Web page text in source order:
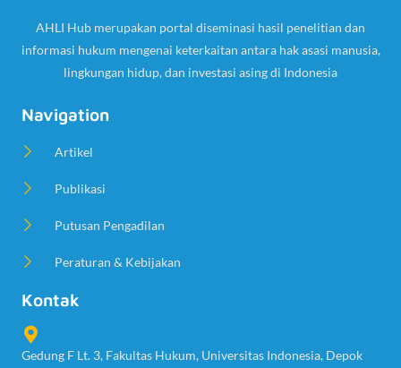
AHLI Hub merupakan portal diseminasi hasil penelitian dan
informasi hukum mengenai keterkaitan antara hak asasi manusia,
lingkungan hidup, dan investasi asing di Indonesia
Navigation
Artikel
Publikasi
Putusan Pengadilan
Peraturan & Kebijakan
Kontak
Gedung F Lt. 3, Fakultas Hukum, Universitas Indonesia, Depok